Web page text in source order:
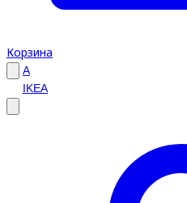
Корзина
A
IKEA